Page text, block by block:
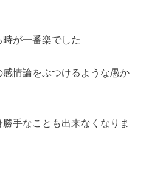
が一番楽でした
情論をぶつけるような愚か
手なことも出来なくなりま